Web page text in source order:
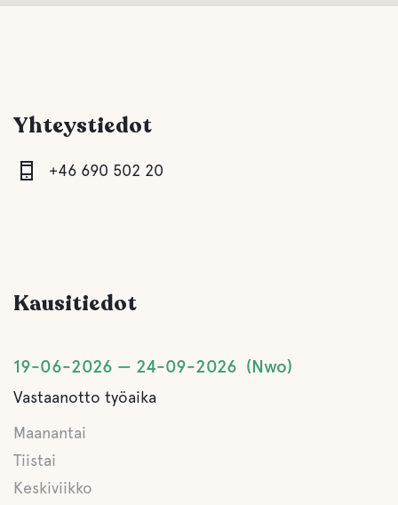
Lake
Lemmikki eläinten tilat
Toimintaa
Yhteystiedot
+46 690 502 20
Kausitiedot
19-06-2026 24-09-2026 Nwo
Vastaanotto työaika
Maanantai
Tiistai
Keskiviikko